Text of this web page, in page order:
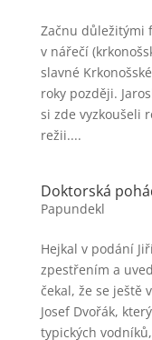
Začnu důležitými
v nářečí
slavné
roky později.
si zde vyzkoušeli
režii....
Doktorská
Papundekl
Hejkal v podání
zpestřením a
čekal, že se ještě
Josef Dvořák,
typických